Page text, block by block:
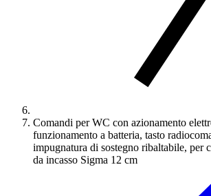
Comandi per WC con azionamento
funzionamento a batteria, tasto
impugnatura di sostegno ribaltabile, per
da incasso Sigma 12 cm